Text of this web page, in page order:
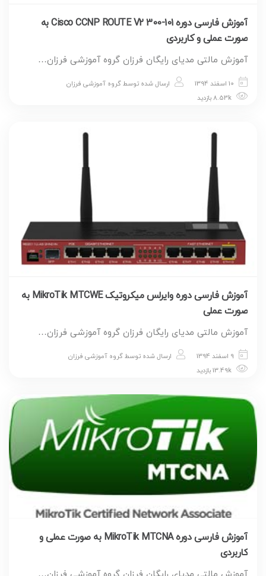
آموزش فارسی دوره Cisco CCNP ROUTE V2 300-101 به
صورت عملی و کاربردی
آموزش مالتی مدیای رایگان فرزان گروه آموزشی فرزان…
10 اسفند 1394 ارسال شده توسطگروه آموزشی فرزان
آموزش فارسی دوره وایرلس میکروتیک MikroTik MTCWE به
صورت عملی
آموزش مالتی مدیای رایگان فرزان گروه آموزشی فرزان…
9 اسفند 1394 ارسال شده توسطگروه آموزشی فرزان
آموزش فارسی دوره MikroTik MTCNA به صورت عملی و
کاربردی